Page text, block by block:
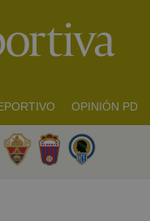
OPINIÓN PD